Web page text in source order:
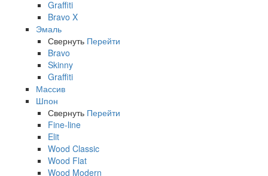
Graffiti
Bravo X
Эмаль
Свернуть Перейти
Bravo
Skinny
Graffiti
Массив
Шпон
Свернуть Перейти
Fine-line
Elit
Wood Classic
Wood Flat
Wood Modern